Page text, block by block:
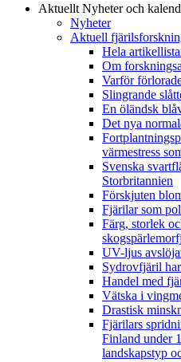
Aktuellt Nyheter och
Nyheter
Aktuell
Hela
Om
Varför
Slingrande
En öländsk
Det nya
värmestress
Svenska
Storbritannien
Förskjuten
Fjärilar som
Färg, storlek
UV-ljus
Sydrovfjäril
Handel med
Vätska i
Drastisk
Fjärilars
Finland under
landskapstyp